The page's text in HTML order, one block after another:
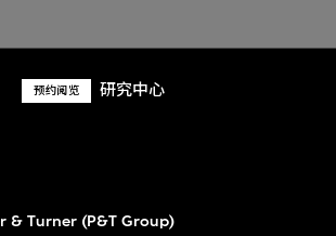
预约阅览 研究中心
& Turner (P&T Group)